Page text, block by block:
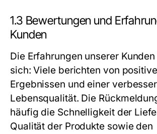
1.3 Bewertungen und
Kunden
Die Erfahrungen unserer
sich: Viele berichten von
Ergebnissen und einer
Lebensqualität. Die
häufig die Schnelligkeit der
Qualität der Produkte sowie den